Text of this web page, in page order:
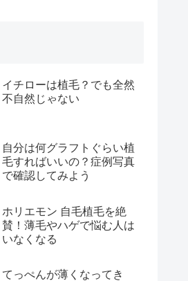
イチローは植毛？でも全然
不自然じゃない
自分は何グラフトぐらい植
毛すればいいの？症例写真
で確認してみよう
ホリエモン 自毛植毛を絶
賛！薄毛やハゲで悩む人は
いなくなる
てっぺんが薄くなってき